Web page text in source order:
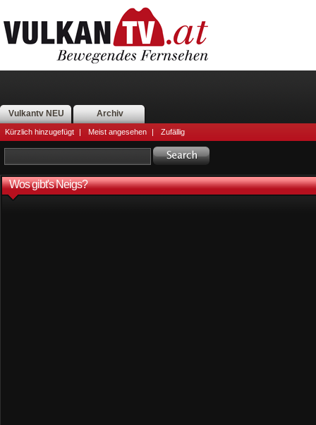
Vulkantv NEU Archiv
Kürzlich hinzugefügt | Meist angesehen | Zufällig
Wos gibt's Neigs?